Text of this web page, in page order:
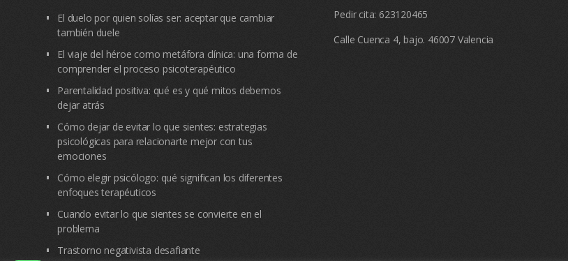
El duelo por quien solías ser: aceptar que cambiar
también duele
El viaje del héroe como metáfora clínica: una forma de
comprender el proceso psicoterapéutico
Parentalidad positiva: qué es y qué mitos debemos
dejar atrás
Cómo dejar de evitar lo que sientes: estrategias
psicológicas para relacionarte mejor con tus
emociones
Cómo elegir psicólogo: qué significan los diferentes
enfoques terapéuticos
Cuando evitar lo que sientes se convierte en el
problema
Trastorno negativista desafiante
Pedir cita: 623120465
Calle Cuenca 4, bajo. 46007 Valencia